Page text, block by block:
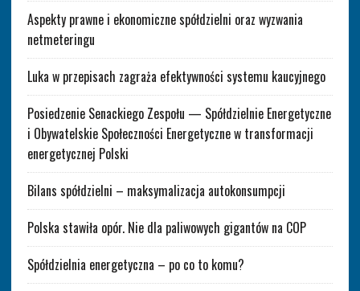
Aspekty prawne i ekonomiczne spółdzielni oraz wyzwania
netmeteringu
Luka w przepisach zagraża efektywności systemu kaucyjnego
Posiedzenie Senackiego Zespołu — Spółdzielnie Energetyczne
i Obywatelskie Społeczności Energetyczne w transformacji
energetycznej Polski
Bilans spółdzielni – maksymalizacja autokonsumpcji
Polska stawiła opór. Nie dla paliwowych gigantów na COP
Spółdzielnia energetyczna – po co to komu?